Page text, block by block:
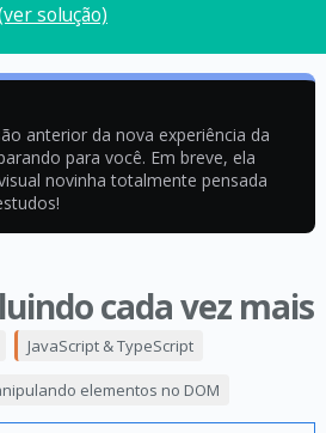
solução)
anterior da nova experiência da
para você. Em breve, ela
novinha totalmente pensada
cada vez mais
JavaScript & TypeScript
elementos no DOM